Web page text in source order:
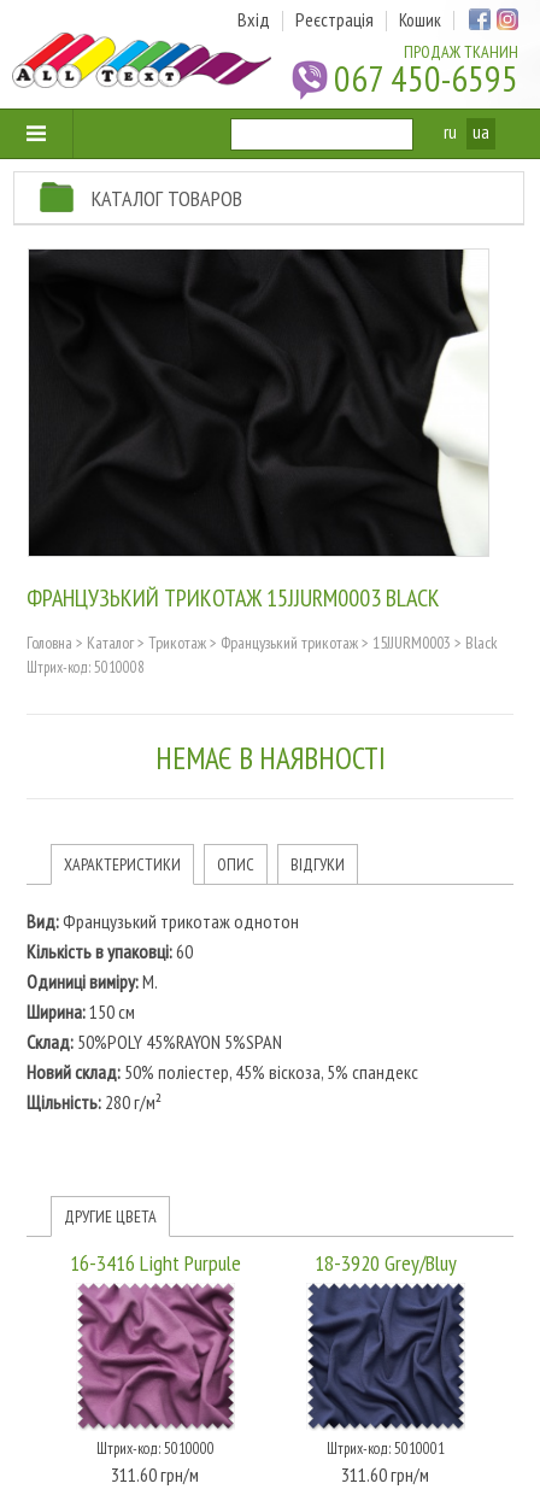
ПРОДАЖ ТКАНИН
067 450-6595
Вхід Реєстрація Кошик
ru ua
КАТАЛОГ ТОВАРОВ
ФРАНЦУЗЬКИЙ ТРИКОТАЖ 15JJURM0003 BLACK
Головна > Каталог> Трикотаж> Французький трикотаж> 15JJURM0003 > Black
Штрих-код: 5010008
НЕМАЄ В НАЯВНОСТІ
ХАРАКТЕРИСТИКИ ОПИС ВІДГУКИ
Вид:Французький трикотаж однотон
Кількість в упаковці:60
Одиниці виміру:M.
Ширина:150 см
Склад:50%POLY 45%RAYON 5%SPAN
Новий склад:50% поліестер, 45% віскоза, 5% спандекс
Щільність:280 г/м²
ДРУГИЕ ЦВЕТА
16-3416 Light Purpule
Штрих-код: 5010000
311.60 грн/м
18-3920 Grey/Bluy
Штрих-код: 5010001
311.60 грн/м